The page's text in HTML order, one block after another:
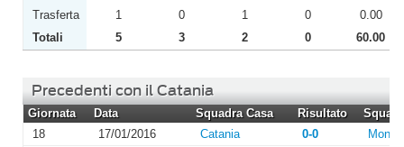
Trasferta
1 0 1 0
0.00
Totali
5 3 2 0 60.00
Precedenti con il Catania
Giornata Data Squadra Casa Risultato
18
17/01/2016 Catania 0-0